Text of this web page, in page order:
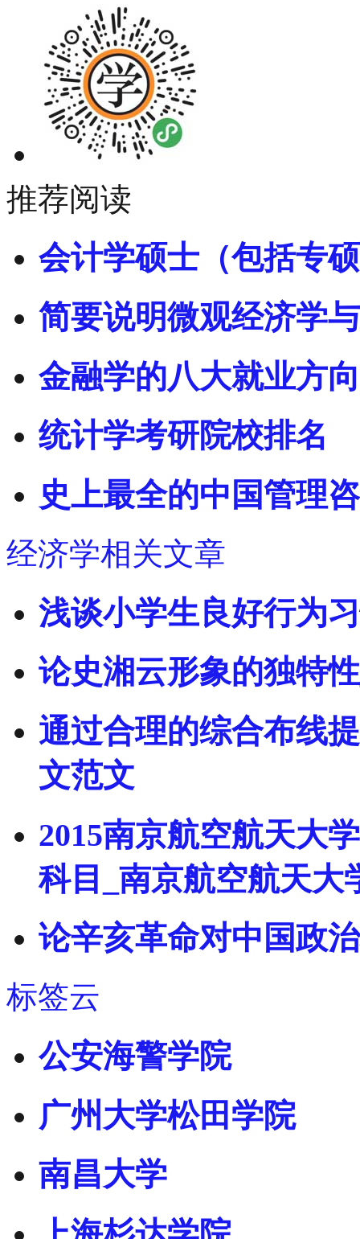
推荐阅读
会计学硕士（包括专
简要说明微观经济学
金融学的八大就业方
统计学考研院校排名
史上最全的中国管理
经济学相关文章
浅谈小学生良好行为
论史湘云形象的独特
通过合理的综合布线
文范文
2015南京航空航天大
科目_南京航空航天大
论辛亥革命对中国政
标签云
公安海警学院
广州大学松田学院
南昌大学